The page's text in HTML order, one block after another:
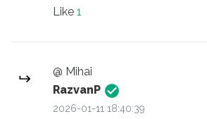
Când propuneți „presiune
primari și politicieni,
există o masă critică de
organizați, dispuși să iasă din
Like 1
@ Mihai
RazvanP
2026-01-11 18:40:39